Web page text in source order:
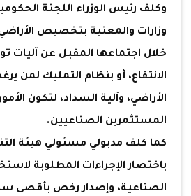
وكلف رئيس الوزراء اللجنة
وزارات والمعنية بتخصيص
خلال اجتماعها المقبل عن آليات
الانتفاع، أو بنظام التمليك لمن
الأراضي، وآلية السداد، لتكون
المستثمرين الصناعيين.
كما كلف مدبولي مسئولي هيئة
باختصار الإجراءات المطلوبة
الصناعية، وإصدار رخص بأقصى